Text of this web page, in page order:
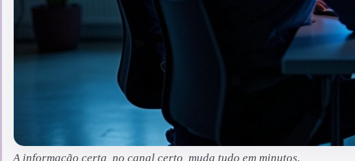
A informação certa, no canal certo, muda tudo em minutos.